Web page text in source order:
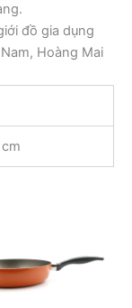
đồ gia dụng
Hoàng Mai